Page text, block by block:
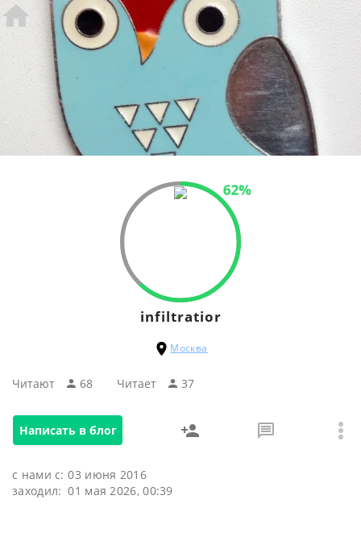
62%
infiltratior
Москва
Читают 68 Читаeт 37
Написать в блог
с нами с: 03 июня 2016
заходил: 01 мая 2026, 00:39